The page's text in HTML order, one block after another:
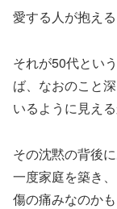
愛する人が抱え
それが50代とい
ば、なおのこと
いるように見え
その沈黙の背後
一度家庭を築き
傷の痛みなのかも